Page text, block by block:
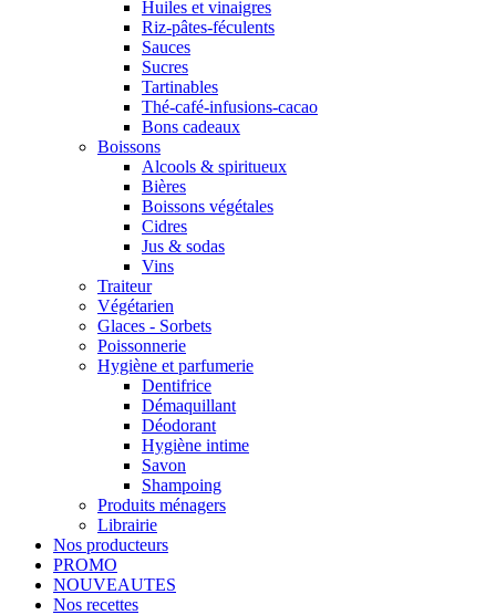
Huiles et vinaigres
Riz-pâtes-féculents
Sauces
Sucres
Tartinables
Thé-café-infusions-cacao
Bons cadeaux
Boissons
Alcools & spiritueux
Bières
Boissons végétales
Cidres
Jus & sodas
Vins
Traiteur
Végétarien
Glaces - Sorbets
Poissonnerie
Hygiène et parfumerie
Dentifrice
Démaquillant
Déodorant
Hygiène intime
Savon
Shampoing
Produits ménagers
Librairie
Nos producteurs
PROMO
NOUVEAUTES
Nos recettes